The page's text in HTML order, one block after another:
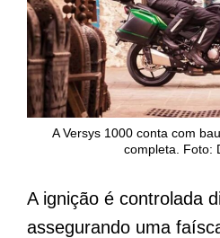
A Versys 1000 conta com
completa. Foto:
A ignição é controlada
assegurando uma